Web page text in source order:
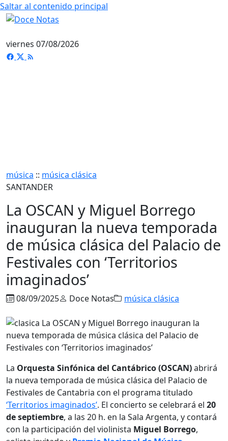
Saltar al contenido principal
viernes 07/08/2026
música :: música clásica
SANTANDER
La OSCAN y Miguel Borrego
inauguran la nueva temporada
de música clásica del Palacio de
Festivales con ‘Territorios
imaginados’
08/09/2025 Doce Notas música clásica
La Orquesta Sinfónica del Cantábrico (OSCAN)abrirá
la nueva temporada de música clásica del Palacio de
Festivales de Cantabria con el programa titulado
‘Territorios imaginados’. El concierto se celebrará el 20
de septiembre, a las 20 h. en la Sala Argenta, y contará
con la participación del violinista Miguel Borrego,